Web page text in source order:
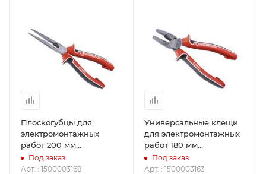
Плоскогубцы для
электромонтажных
работ 200 мм
ROTHENBERGER
1500003168
Под заказ
Арт. : 1500003168
Универсальные клещи
для электромонтажных
работ 180 мм
ROTHENBERGER
1500003163
Под заказ
Арт. : 1500003163